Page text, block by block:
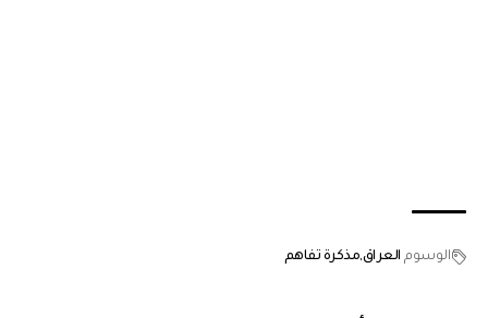
الوسوم العراقمذكرة تفاهم